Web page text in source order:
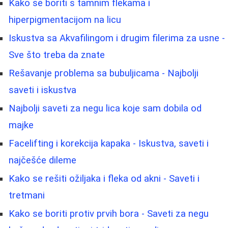
Kako se boriti s tamnim flekama i
hiperpigmentacijom na licu
Iskustva sa Akvafilingom i drugim filerima za usne -
Sve što treba da znate
Rešavanje problema sa bubuljicama - Najbolji
saveti i iskustva
Najbolji saveti za negu lica koje sam dobila od
majke
Facelifting i korekcija kapaka - Iskustva, saveti i
najčešće dileme
Kako se rešiti ožiljaka i fleka od akni - Saveti i
tretmani
Kako se boriti protiv prvih bora - Saveti za negu